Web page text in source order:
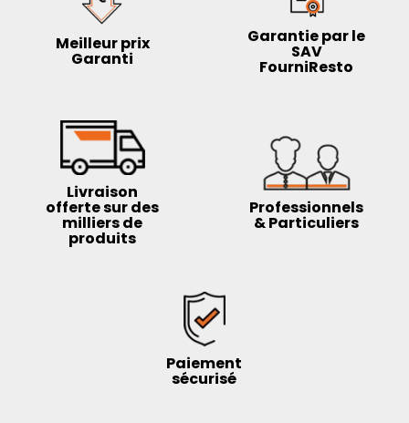
Meilleur prix
Garanti
Garantie par le
SAV
FourniResto
Livraison
offerte sur des
milliers de
produits
Professionnels
& Particuliers
Paiement
sécurisé